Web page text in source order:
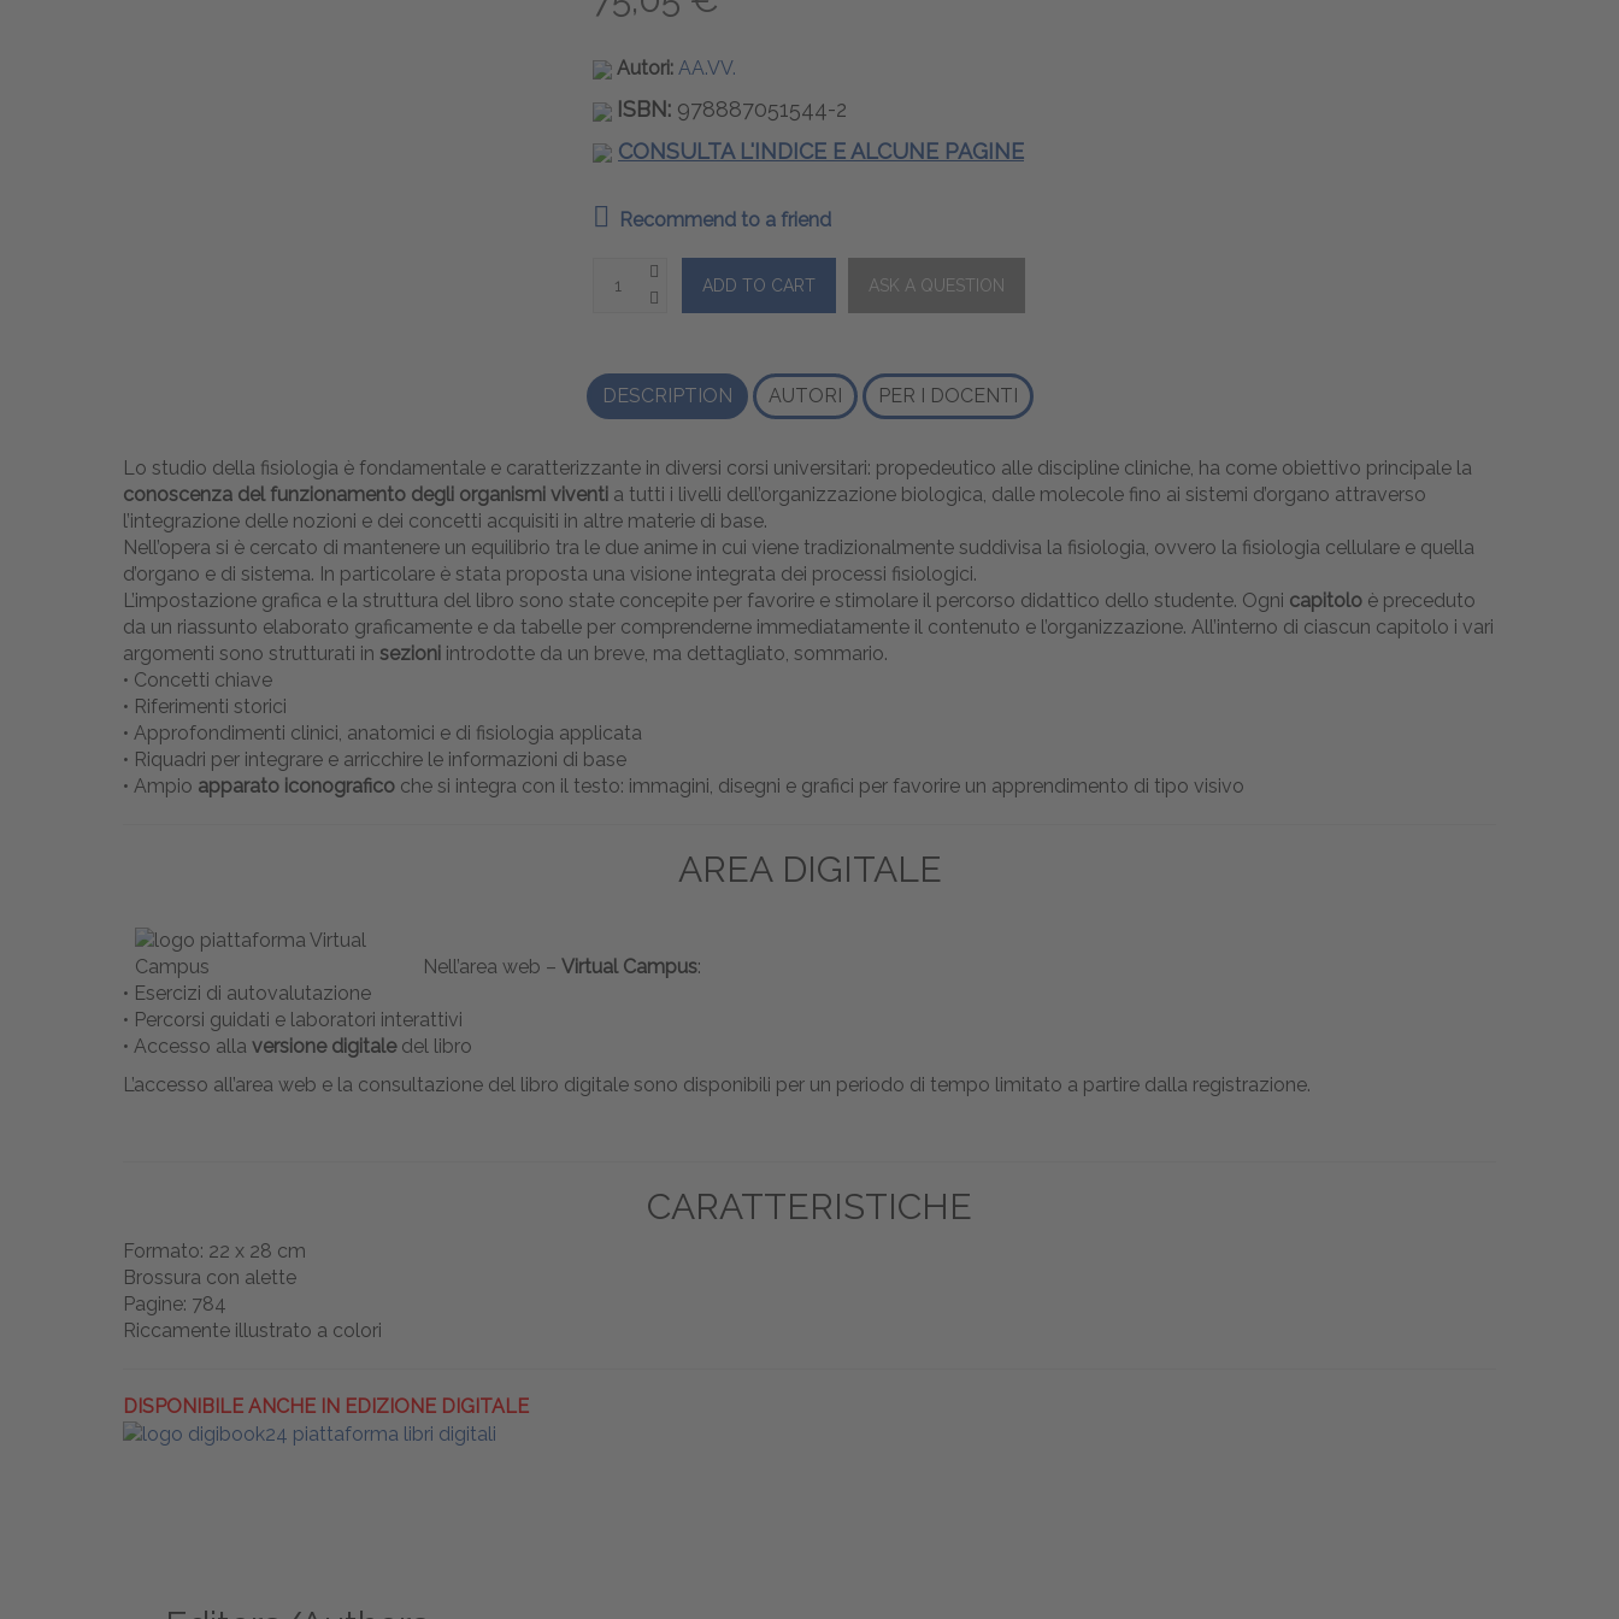
Autori: AA.VV.
ISBN: 978887051544-2
CONSULTA L'INDICE E ALCUNE PAGINE
Recommend to a friend
DESCRIPTION AUTORI PER I DOCENTI
Lo studio della fisiologia è fondamentale e caratterizzante in diversi corsi universitari: propedeutico alle discipline cliniche, ha come obiettivo principale la
conoscenza del funzionamento degli organismi viventi a tutti i livelli dell’organizzazione biologica, dalle molecole fino ai sistemi d’organo attraverso
l’integrazione delle nozioni e dei concetti acquisiti in altre materie di base.
Nell’opera si è cercato di mantenere un equilibrio tra le due anime in cui viene tradizionalmente suddivisa la fisiologia, ovvero la fisiologia cellulare e quella
d’organo e di sistema. In particolare è stata proposta una visione integrata dei processi fisiologici.
L’impostazione grafica e la struttura del libro sono state concepite per favorire e stimolare il percorso didattico dello studente. Ogni capitolo è preceduto
da un riassunto elaborato graficamente e da tabelle per comprenderne immediatamente il contenuto e l’organizzazione. All’interno di ciascun capitolo i vari
argomenti sono strutturati in sezioni introdotte da un breve, ma dettagliato, sommario.
• Concetti chiave
• Riferimenti storici
• Approfondimenti clinici, anatomici e di fisiologia applicata
• Riquadri per integrare e arricchire le informazioni di base
• Ampio apparato iconografico che si integra con il testo: immagini, disegni e grafici per favorire un apprendimento di tipo visivo
AREA DIGITALE
Nell’area web – Virtual Campus:
• Esercizi di autovalutazione
• Percorsi guidati e laboratori interattivi
• Accesso alla versione digitaledel libro
L’accesso all’area web e la consultazione del libro digitale sono disponibili per un periodo di tempo limitato a partire dalla registrazione.
CARATTERISTICHE
Formato: 22 x 28 cm
Brossura con alette
Pagine: 784
Riccamente illustrato a colori
DISPONIBILE ANCHE IN EDIZIONE DIGITALE